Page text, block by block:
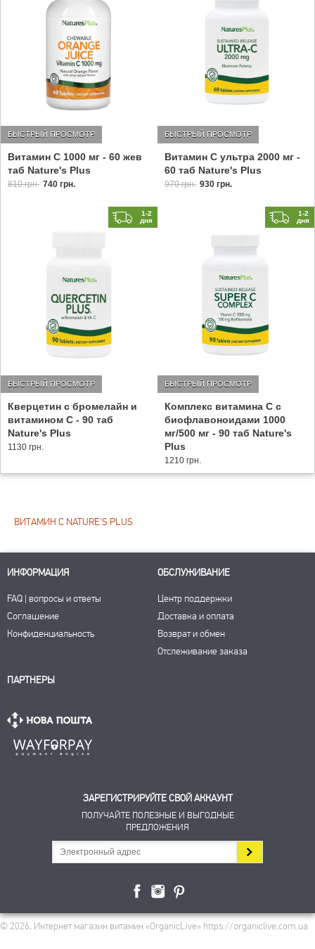
Витамин С 1000 мг - 60 жев
таб Nature's Plus
БЫСТРЫЙ ПРОСМОТР
810 грн. 740 грн.
Витамин С ультра 2000 мг -
60 таб Nature's Plus
БЫСТРЫЙ ПРОСМОТР
970 грн. 930 грн.
1-2
дня
Кверцетин с бромелайн и
витамином С - 90 таб
Nature's Plus
БЫСТРЫЙ ПРОСМОТР
1130 грн.
1-2
дня
Комплекс витамина С с
биофлавоноидами 1000
мг/500 мг - 90 таб Nature's
Plus
БЫСТРЫЙ ПРОСМОТР
1210 грн.
© 2026, Интернет магазин витамин «OrganicLive» https://organiclive.com.ua
ВИТАМИН С NATURE'S PLUS
ИНФОРМАЦИЯ
FAQ | вопросы и ответы
Соглашение
Конфиденциальность
ОБСЛУЖИВАНИЕ
Центр поддержки
Доставка и оплата
Возврат и обмен
Отслеживание заказа
ПАРТНЕРЫ
ЗАРЕГИСТРИРУЙТЕ СВОЙ АККАУНТ
ПОЛУЧАЙТЕ ПОЛЕЗНЫЕ И ВЫГОДНЫЕ
ПРЕДЛОЖЕНИЯ